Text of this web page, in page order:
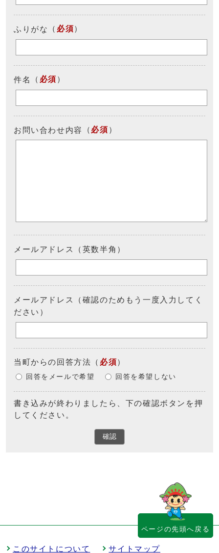
ふりがな （ 必須）
件名 （ 必須 ）
お問い合わせ内容 （ 必須 ）
メールアドレス（英数半角）
メールアドレス（確認のためもう一度入力してく
ださい）
当町からの回答方法 （ 必須）
回答をメールで希望 回答を希望しない
書き込みが終わりましたら、下の確認ボタンを押
してください。
確認
このサイトについて サイトマップ
ページの先頭へ戻る